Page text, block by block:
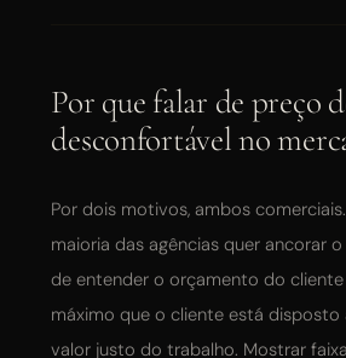
Por que falar de preço
desconfortável no
Por dois motivos, ambos
maioria das agências quer ancorar
de entender o orçamento do
máximo que o cliente está disposto
valor justo do trabalho. Mostrar